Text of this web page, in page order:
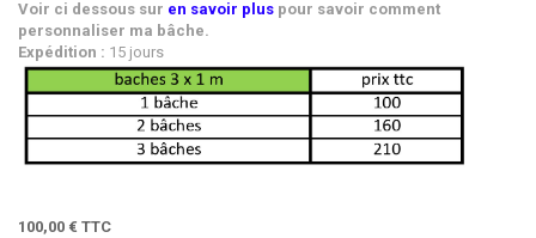
Voir ci dessous sur en savoir plus pour savoir comment
personnaliser ma bâche.
Expédition : 15 jours
100,00 € TTC